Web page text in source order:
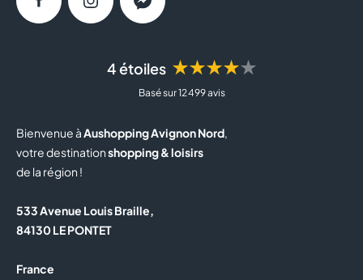
BRUT BUTCHER
BURGER KING
BUT
BZB
CALZEDONIA
4 étoiles ★★★★★
Basé sur 12 499 avis
Bienvenue àAushopping Avignon Nord,
votre destinationshopping & loisirs
de la région !
533 Avenue Louis Braille,
84130 LE PONTET
France
FacebookInstagramMessenger